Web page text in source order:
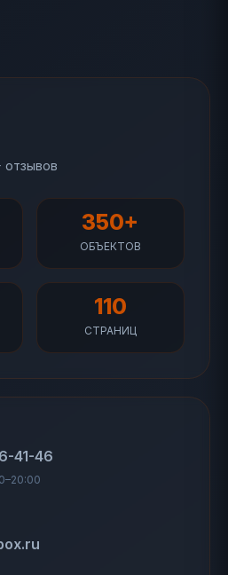
отзывов
350+
ОБЪЕКТОВ
110
СТРАНИЦ
41-46